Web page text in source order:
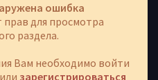
ошибка
для просмотра
раздела.
Вам необходимо войти
зарегистрироваться